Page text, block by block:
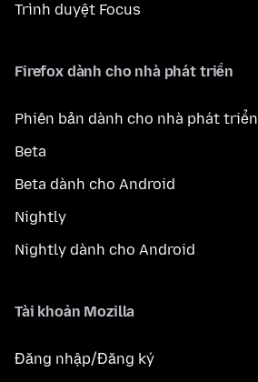
Trình duyệt Focus
Firefox dành cho nhà phát triển
Phiên bản dành cho nhà phát triển
Beta
Beta dành cho Android
Nightly
Nightly dành cho Android
Tài khoản Mozilla
Đăng nhập/Đăng ký